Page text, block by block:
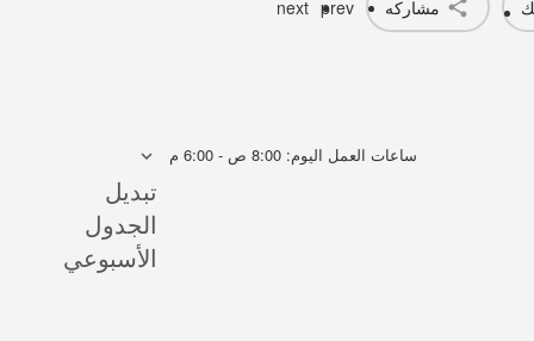
مشاركه prev
next
ساعات العمل اليوم: 8:00 ص - 6:00 م
تبديل
الجدول
الأسبوعي